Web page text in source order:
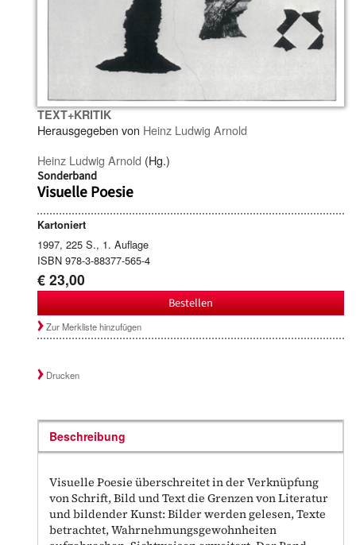
TEXT+KRITIK
Herausgegeben von Heinz Ludwig Arnold
Heinz Ludwig Arnold (Hg.)
Sonderband
Visuelle Poesie
Kartoniert
1997, 225 S., 1. Auflage
ISBN 978-3-88377-565-4
€ 23,00
Bestellen
Zur Merkliste hinzufügen
Drucken
Beschreibung
Visuelle Poesie überschreitet in der Verknüpfung
von Schrift, Bild und Text die Grenzen von Literatur
und bildender Kunst: Bilder werden gelesen, Texte
betrachtet, Wahrnehmungsgewohnheiten